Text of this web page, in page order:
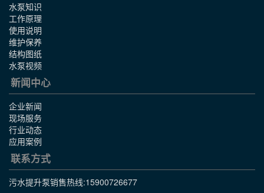
水泵知识
工作原理
使用说明
维护保养
结构图纸
水泵视频
新闻中心
企业新闻
现场服务
行业动态
应用案例
联系方式
污水提升泵销售热线:15900726677